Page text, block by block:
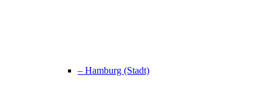
– Hamburg (Stadt)